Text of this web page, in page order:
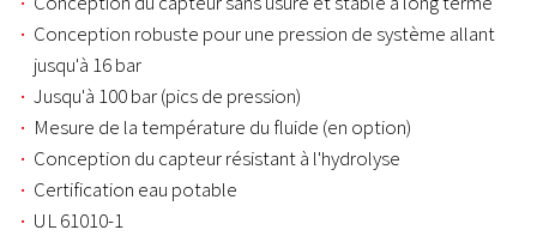
Conception robuste pour une pression de système allant
jusqu'à 16 bar
Jusqu'à 100 bar (pics de pression)
Mesure de la température du fluide (en option)
Conception du capteur résistant à l'hydrolyse
Certification eau potable
UL 61010-1